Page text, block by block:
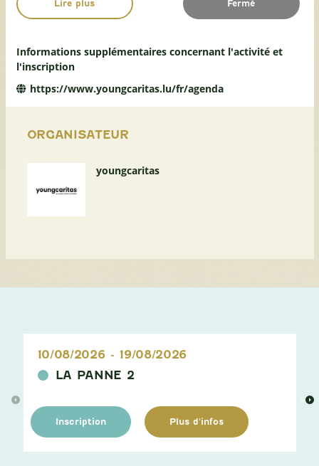
Lire plus Fermé
Informations supplémentaires concernant l'activité et
l'inscription
https://www.youngcaritas.lu/fr/agenda
ORGANISATEUR
youngcaritas
LA PANNE 2
10/08/2026 - 19/08/2026
Inscription Plus d'infos